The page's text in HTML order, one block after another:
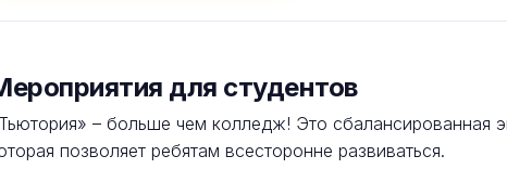
для студентов
– больше чем колледж! Это сбалансированная
позволяет ребятам всесторонне развиваться.